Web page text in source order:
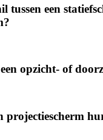
tussen een
opzicht- of
projectiescherm